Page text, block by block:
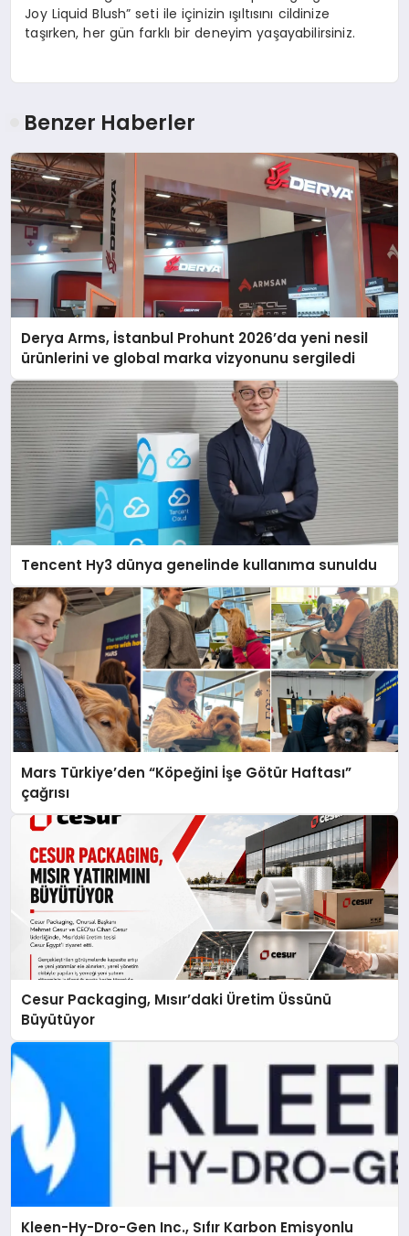
Joy Liquid Blush” seti ile içinizin ışıltısını cildinize
taşırken, her gün farklı bir deneyim yaşayabilirsiniz.
Benzer Haberler
Derya Arms, İstanbul Prohunt 2026’da yeni nesil
ürünlerini ve global marka vizyonunu sergiledi
Tencent Hy3 dünya genelinde kullanıma sunuldu
Mars Türkiye’den “Köpeğini İşe Götür Haftası”
çağrısı
Cesur Packaging, Mısır’daki Üretim Üssünü
Büyütüyor
Kleen-Hy-Dro-Gen Inc., Sıfır Karbon Emisyonlu